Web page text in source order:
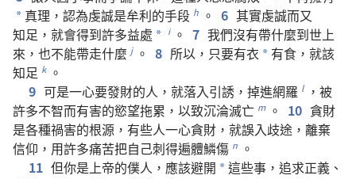
* 真理 ， 認為虔誠是牟利的手段 h 。 6 其實虔誠而又
知足 ， 就會得到許多益處 * i 。 7 我們沒有帶什麼到世上
來 ， 也不能帶走什麼 j 。 8 所以 ， 只要有衣 * 有食 ， 就該
知足 k 。
9 可是一心要發財的人 ， 就落入引誘 ， 掉進網羅 l ， 被
許多不智而有害的慾望拖累 ， 以致沉淪滅亡 m 。 10 貪財
是各種禍害的根源 ， 有些人一心貪財 ， 就誤入歧途 ， 離棄
信仰 ， 用許多痛苦把自己刺得遍體鱗傷 n 。
11 但你是上帝的僕人 ， 應該避開 *這些事 ， 追求正義 、